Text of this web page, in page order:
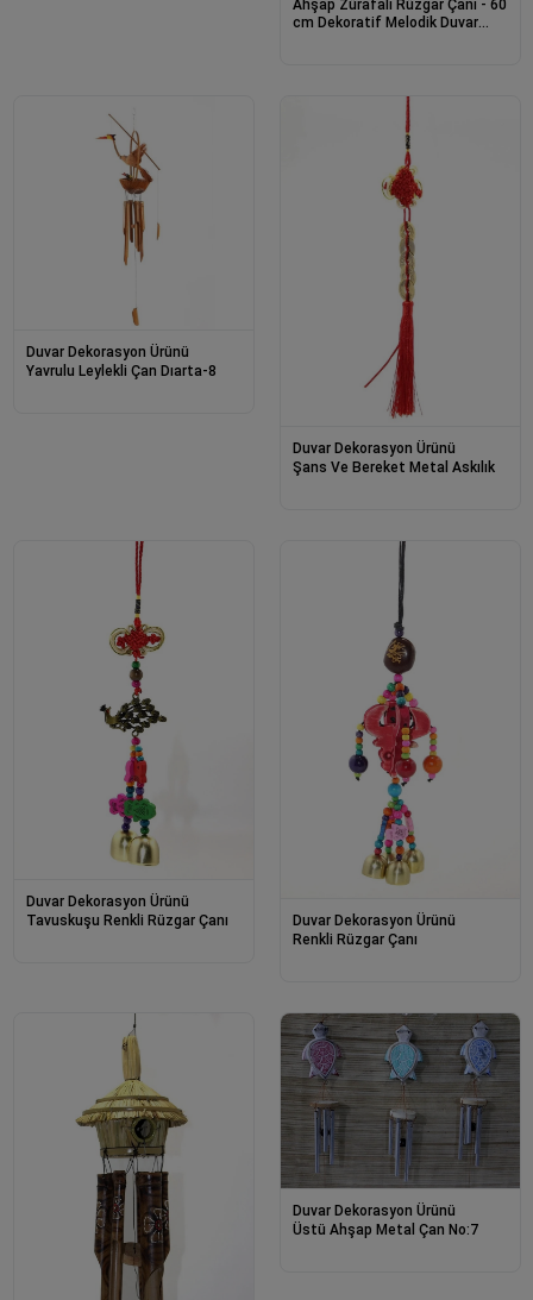
Ahşap Zürafalı Rüzgar Çanı - 60
cm Dekoratif Melodik Duvar
Duvar Dekorasyon Ürünü
Yavrulu Leylekli Çan Dıarta-8
Duvar Dekorasyon Ürünü
Şans Ve Bereket Metal Askılık
Duvar Dekorasyon Ürünü
Tavuskuşu Renkli Rüzgar Çanı
Duvar Dekorasyon Ürünü
Renkli Rüzgar Çanı
Duvar Dekorasyon Ürünü
Üstü Ahşap Metal Çan No:7